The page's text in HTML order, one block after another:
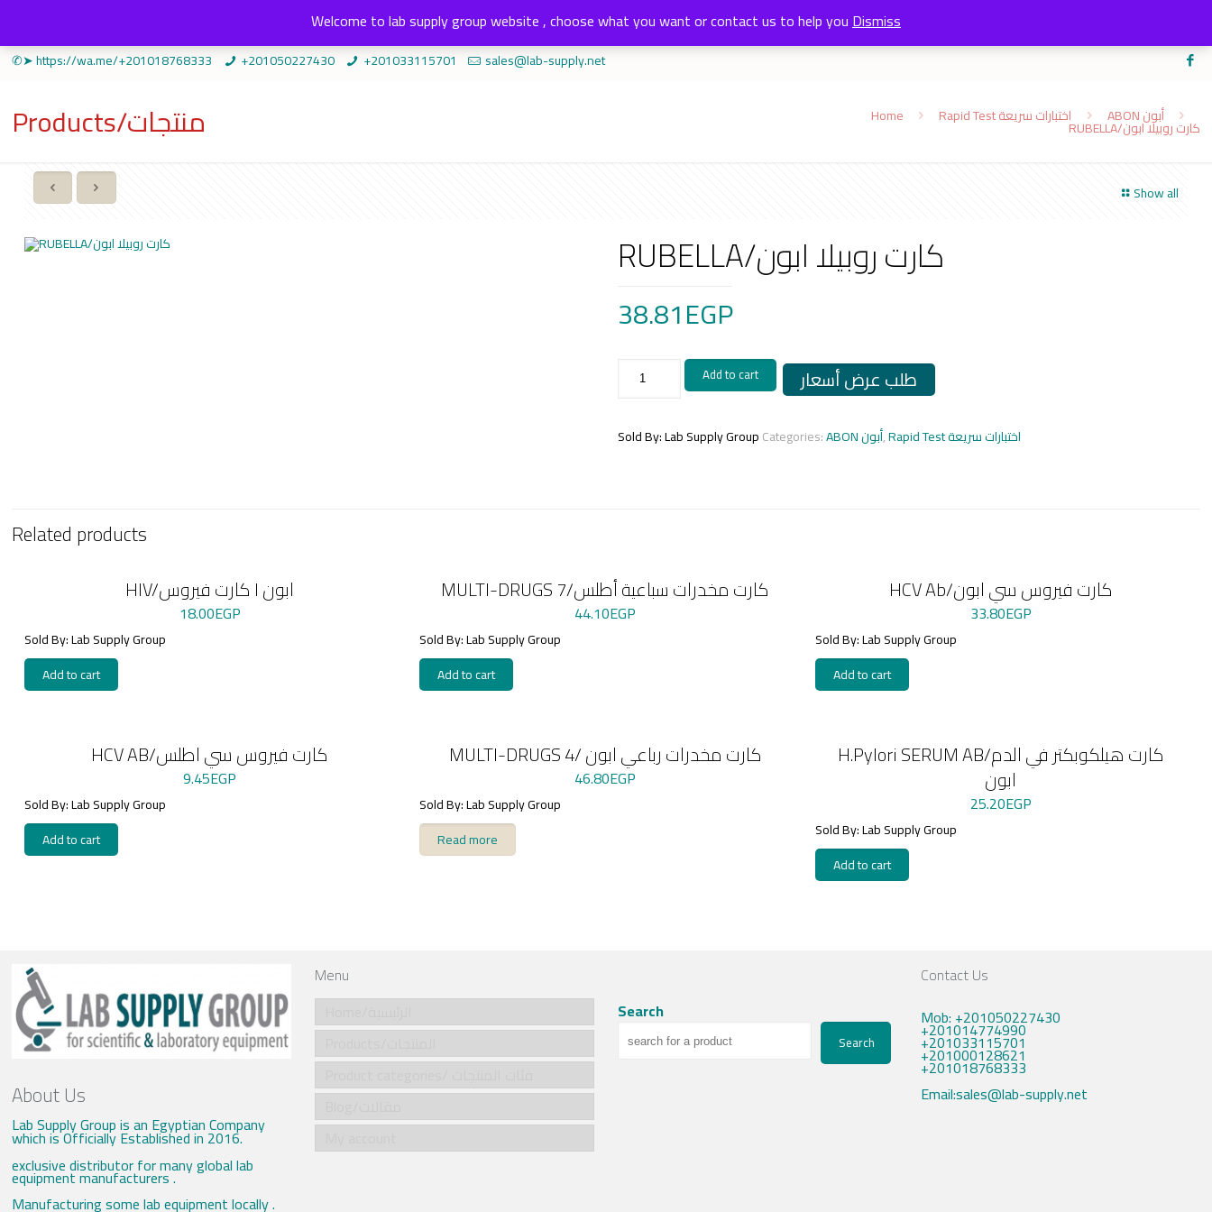
✆➤ https://wa.me/+201018768333 +201050227430 +201033115701 sales@lab-supply.net
Products/منتجات Home Rapid Test اختبارات سريعة ABON أبون
RUBELLA/كارت روبيلا ابون
Show all
RUBELLA/كارت روبيلا ابون
38.81EGP
كارت
روبيلا
Add to cart طلب عرض أسعار
Sold By: Lab Supply GroupCategories: ABON أبون, Rapid Test اختبارات سريعة
Related products
HIV/كارت فيروس I ابون
18.00EGP
Sold By: Lab Supply Group
Add to cart
MULTI-DRUGS 7/كارت مخدرات سباعية أطلس
44.10EGP
Sold By: Lab Supply Group
Add to cart
HCV Ab/كارت فيروس سي ابون
33.80EGP
Sold By: Lab Supply Group
Add to cart
HCV AB/كارت فيروس سي اطلس
9.45EGP
Sold By: Lab Supply Group
Add to cart
MULTI-DRUGS 4/ كارت مخدرات رباعي ابون
46.80EGP
Sold By: Lab Supply Group
Read more
H.Pylori SERUM AB/كارت هيلكوبكتر في الدم
ابون
25.20EGP
Sold By: Lab Supply Group
Add to cart
About Us
Lab Supply Group is an Egyptian Company
which is Officially Established in 2016.
exclusive distributor for many global lab
equipment manufacturers .
Manufacturing some lab equipment locally .
Menu
Search
Search
Contact Us
Mob: +201050227430
+201014774990
+201033115701
+201000128621
+201018768333
Email:sales@lab-supply.net
Welcome to lab supply group website , choose what you want or contact us to help youDismiss